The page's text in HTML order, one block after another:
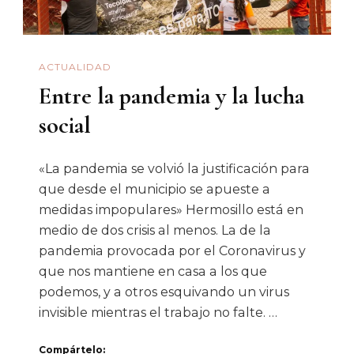
ACTUALIDAD
Entre la pandemia y la lucha
social
«La pandemia se volvió la justificación para
que desde el municipio se apueste a
medidas impopulares» Hermosillo está en
medio de dos crisis al menos. La de la
pandemia provocada por el Coronavirus y
que nos mantiene en casa a los que
podemos, y a otros esquivando un virus
invisible mientras el trabajo no falte. …
Compártelo: